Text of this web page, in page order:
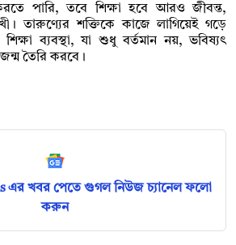
করতে পারি, তবে শিক্ষা হবে আরও জীবন্ত,
তারুণ্যের শক্তিকে কাজে লাগিয়েই গড়ে
ব্যবস্থা, যা শুধু বর্তমান নয়, ভবিষ্যৎ
তৈরি করবে।
এর খবর পেতে গুগল নিউজ চ্যানেল ফলো
করুন